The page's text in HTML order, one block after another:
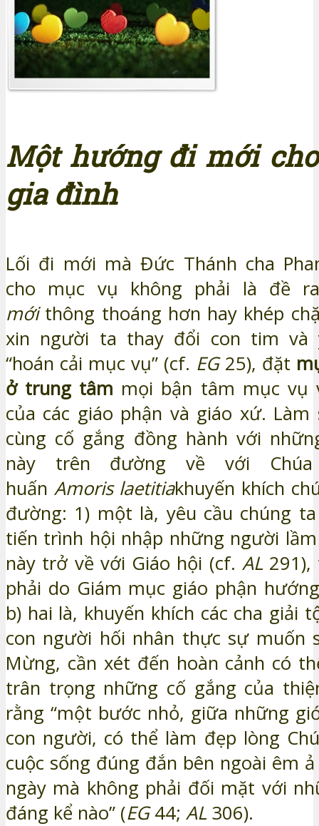
Một hướng đi mới
gia đình
Lối đi mới mà Đức Thánh cha
cho mục vụ không phải là đề
mớithông thoáng hơn hay khép
xin người ta thay đổi con tim và
“hoán cải mục vụ” (cf. EG25), đặt
ở trung tâm mọi bận tâm mục vụ
của các giáo phận và giáo xứ.
cùng cố gắng đồng hành với
này trên đường về với
huấn Amoris laetitiakhuyến khích
đường: 1) một là, yêu cầu chúng
tiến trình hội nhập những người
này trở về với Giáo hội (cf. AL291),
phải do Giám mục giáo phận
b) hai là, khuyến khích các cha giải
con người hối nhân thực sự muốn
Mừng, cần xét đến hoàn cảnh có
trân trọng những cố gắng của
rằng “một bước nhỏ, giữa những
con người, có thể làm đẹp lòng
cuộc sống đúng đắn bên ngoài êm
ngày mà không phải đối mặt với
đáng kể nào” (EG44; AL 306).